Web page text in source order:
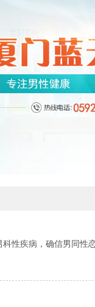
性疾病，确信男同性